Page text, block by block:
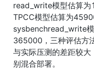
read_write模型估算
TPCC模型估算为
sysbenchread_write
365000，三种评估方
与实际压测的差距较
别混合部署。